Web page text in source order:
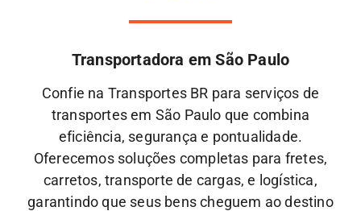
Transportadora em São Paulo
Confie na Transportes BR para serviços de
transportes em São Paulo que combina
eficiência, segurança e pontualidade.
Oferecemos soluções completas para fretes,
carretos, transporte de cargas, e logística,
garantindo que seus bens cheguem ao destino